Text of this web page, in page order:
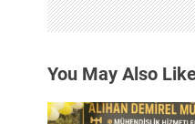
n
e
You May Also